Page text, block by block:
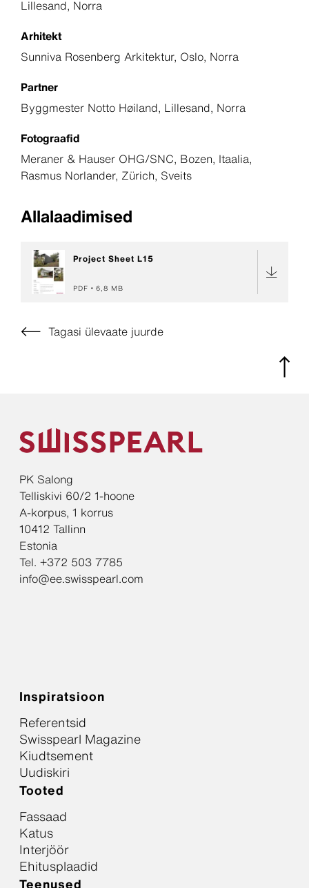
Lillesand, Norra
Arhitekt
Sunniva Rosenberg Arkitektur, Oslo, Norra
Partner
Byggmester Notto Høiland, Lillesand, Norra
Fotograafid
Meraner & Hauser OHG/SNC, Bozen, Itaalia,
Rasmus Norlander, Zürich, Sveits
Allalaadimised
Project Sheet L15
PDF 6,8 MB
Tagasi ülevaate juurde
PK Salong
Telliskivi 60/2 1-hoone
A-korpus, 1 korrus
10412 Tallinn
Estonia
Tel. +372 503 7785
info@ee.swisspearl.com
Inspiratsioon
Referentsid
Swisspearl Magazine
Kiudtsement
Uudiskiri
Tooted
Fassaad
Katus
Interjöör
Ehitusplaadid
Teenused